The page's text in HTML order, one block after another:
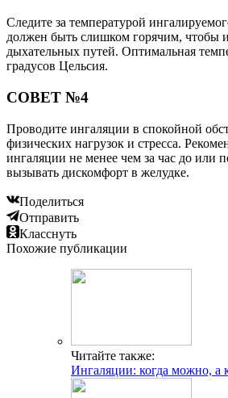
Следите за температурой
должен быть слишком горячим, чтобы
дыхательных путей. Оптимальная
градусов Цельсия.
СОВЕТ №4
Проводите ингаляции в спокойной
физических нагрузок и стресса.
ингаляции не менее чем за час до или
вызывать дискомфорт в желудке.
Поделиться
Отправить
Класснуть
Похожие публикации
Читайте также:
Ингаляции: когда можно, а